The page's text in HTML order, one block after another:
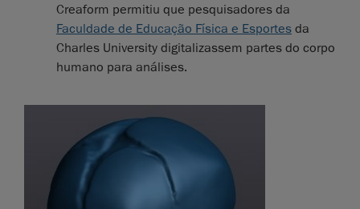
Creaform permitiu que pesquisadores da
Faculdade de Educação Física e Esportes da
Charles University digitalizassem partes do corpo
humano para análises.